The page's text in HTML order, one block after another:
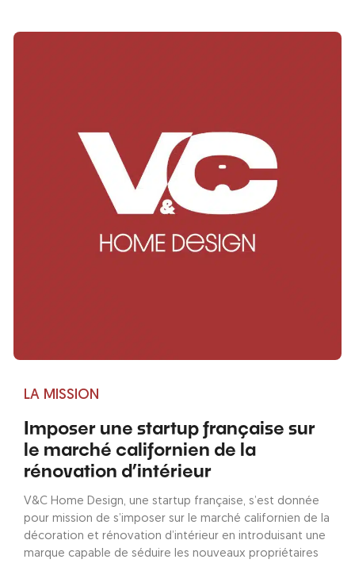
LA MISSION
Imposer une startup française sur
le marché californien de la
rénovation d’intérieur
V&C Home Design, une startup française, s’est donnée
pour mission de s’imposer sur le marché californien de la
décoration et rénovation d’intérieur en introduisant une
marque capable de séduire les nouveaux propriétaires